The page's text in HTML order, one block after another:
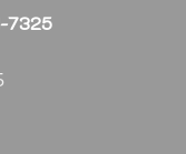
7325